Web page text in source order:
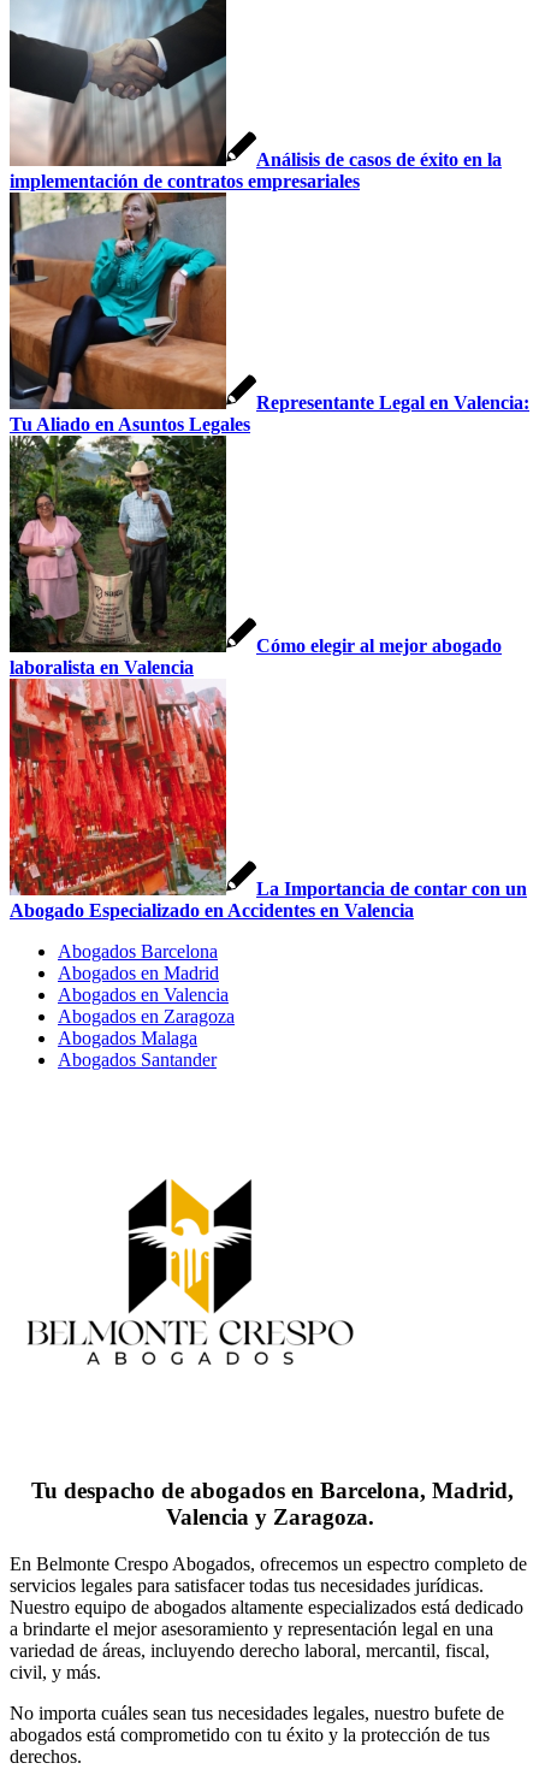
Análisis de casos de éxito en la
implementación de contratos empresariales
Representante Legal en Valencia:
Tu Aliado en Asuntos Legales
Cómo elegir al mejor abogado
laboralista en Valencia
La Importancia de contar con un
Abogado Especializado en Accidentes en Valencia
Abogados Barcelona
Abogados en Madrid
Abogados en Valencia
Abogados en Zaragoza
Abogados Malaga
Abogados Santander
Tu despacho de abogados en Barcelona, Madrid,
Valencia y Zaragoza.
En Belmonte Crespo Abogados, ofrecemos un espectro completo de
servicios legales para satisfacer todas tus necesidades jurídicas.
Nuestro equipo de abogados altamente especializados está dedicado
a brindarte el mejor asesoramiento y representación legal en una
variedad de áreas, incluyendo derecho laboral, mercantil, fiscal,
civil, y más.
No importa cuáles sean tus necesidades legales, nuestro bufete de
abogados está comprometido con tu éxito y la protección de tus
derechos.